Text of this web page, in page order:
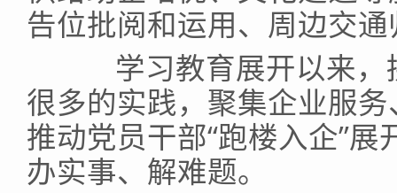
告位批阅和运用、周边交
学习教育展开以来，
很多的实践，聚集企业服
推动党员干部“跑楼入企”
办实事、解难题。